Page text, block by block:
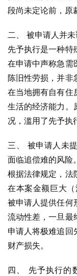
段尚未定论前，原
二、 被申请人并未
先予执行是一种特
在申请中声称急需
陈旧性劳损，并非
在当地拥有自有住
生活的经济能力。
况，滥用了先予执
三、 被申请人未
面临追偿难的风险。
根据法律规定，法
在本案金额巨大
被申请人提供任何
流动性差，一旦最
申请人将极难追回
财产损失。
四、 先予执行的